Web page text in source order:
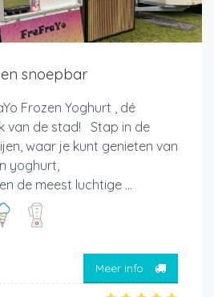
snoepbar
Frozen Yoghurt , dé
van de stad! Stap in de
waar je kunt genieten van
yoghurt,
de meest luchtige ...
Meer info